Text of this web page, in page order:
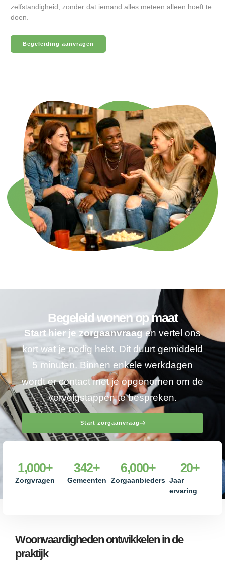
zelfstandigheid, zonder dat iemand alles meteen alleen hoeft te
doen.
Begeleiding aanvragen
Begeleid wonen op maat
Start hier je zorgaanvraagen vertel ons
kort wat je nodig hebt. Dit duurt gemiddeld
5 minuten. Binnen enkele werkdagen
wordt er contact met je opgenomen om de
vervolgstappen te bespreken.
Start zorgaanvraag
Zorgvragen
1,000+
Gemeenten
342+
Zorgaanbieders
6,000+
Jaar
ervaring
20+
Woonvaardigheden ontwikkelen in de
praktijk